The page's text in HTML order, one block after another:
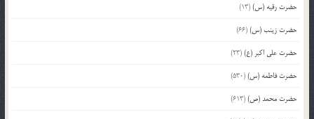
حضرت رقیه (س)(13)
حضرت زینب (س)(66)
حضرت علی اکبر (ع)(23)
حضرت فاطمه (س)(530)
حضرت محمد (ص)(613)